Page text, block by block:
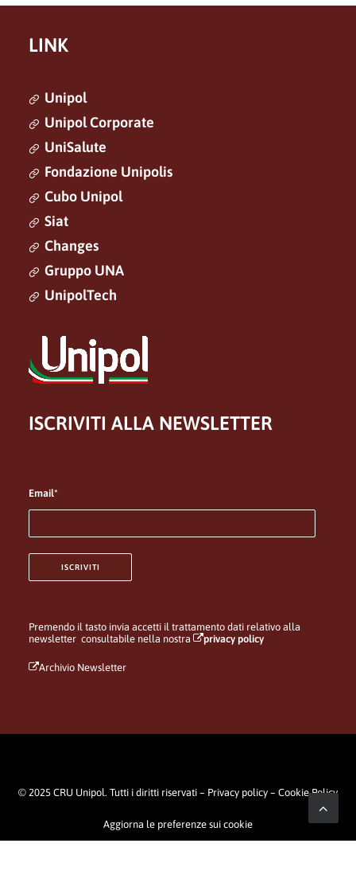
LINK
Unipol
Unipol Corporate
UniSalute
Fondazione Unipolis
Cubo Unipol
Siat
Changes
Gruppo UNA
UnipolTech
ISCRIVITI ALLA NEWSLETTER
Email*
Premendo il tasto invia accetti il trattamento dati relativo alla
newsletter consultabile nella nostra
privacy policy
Archivio Newsletter
© 2025 CRU Unipol. Tutti i diritti riservati – Privacy policy – Cookie Policy
Aggiorna le preferenze sui cookie